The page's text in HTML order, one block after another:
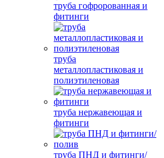
труба гофророванная и
фитинги
труба
металлопластиковая и
полиэтиленовая
труба нержавеющая и
фитинги
труба ПНД и фитинги/